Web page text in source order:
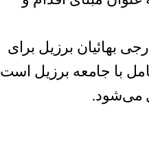
بهائیان برزیل برای
با جامعه برزیل است
می‌شود.